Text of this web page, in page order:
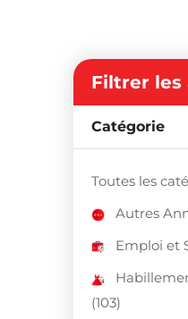
Filtrer les
Catégorie
Toutes les
Autres
Emploi et
(103)